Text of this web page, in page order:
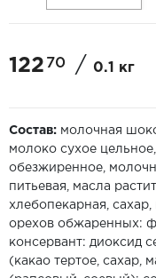
122 70 / 0.1 кг
Состав: молочная
молоко сухое
обезжиренное,
питьевая, масла
хлебопекарная,
орехов обжаренных:
консервант: диоксид
(какао тертое, сахар,